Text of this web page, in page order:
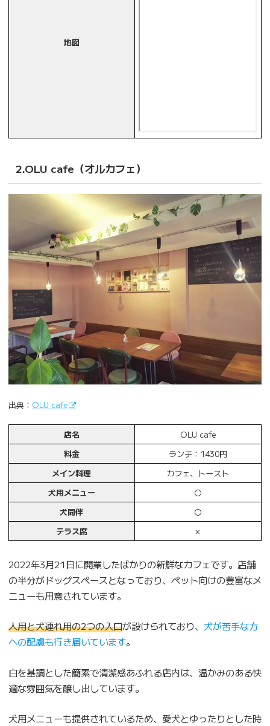
地図
2.OLU cafe（オルカフェ）
出典： OLU cafe
店名
OLU cafe
料金
ランチ：1430円
メイン料理
カフェ、トースト
犬用メニュー
〇
犬同伴
〇
テラス席
×
2022年3月21日に開業したばかりの新鮮なカフェです。店舗
の半分がドッグスペースとなっており、ペット向けの豊富なメ
ニューも用意されています。
人用と犬連れ用の2つの入口が設けられており、 犬が苦手な方
への配慮も行き届いています。
白を基調とした簡素で清潔感あふれる店内は、温かみのある快
適な雰囲気を醸し出しています。
犬用メニューも提供されているため、愛犬とゆったりとした時